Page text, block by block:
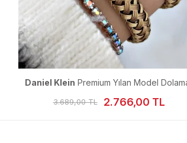
KleinPremium Yılan Model Dolamalı
Kadın Kol Saati 23 mm
3.689,00 TL 2.766,00 TL